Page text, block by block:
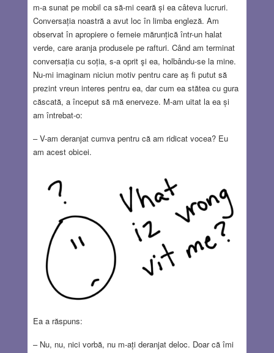
m-a sunat pe mobil ca să-mi ceară și ea câteva lucruri.
Conversația noastră a avut loc în limba engleză. Am
observat în apropiere o femeie mărunțică într-un halat
verde, care aranja produsele pe rafturi. Când am terminat
conversația cu soția, s-a oprit şi ea, holbându-se la mine.
Nu-mi imaginam niciun motiv pentru care aș fi putut să
prezint vreun interes pentru ea, dar cum ea stătea cu gura
căscată, a început să mă enerveze. M-am uitat la ea și
am întrebat-o:
– V-am deranjat cumva pentru că am ridicat vocea? Eu
am acest obicei.
Ea a răspuns:
– Nu, nu, nici vorbă, nu m-ați deranjat deloc. Doar că îmi